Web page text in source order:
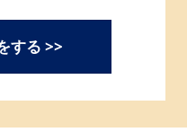
する >>